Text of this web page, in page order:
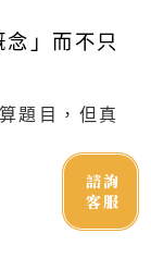
」而不只
題目，但真
諮詢
客服